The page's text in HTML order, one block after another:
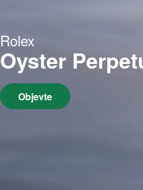
Rolex
Oyster
Objevte